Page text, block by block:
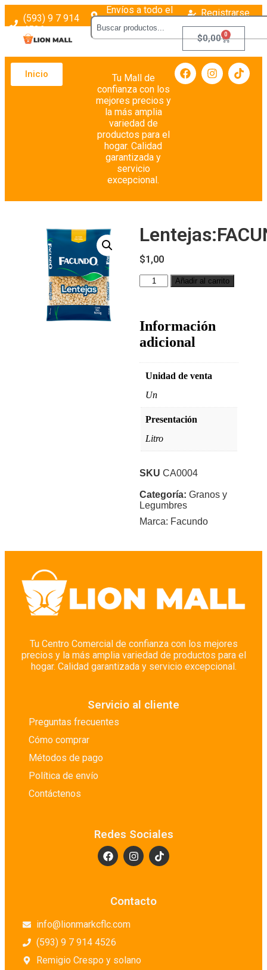
(593) 9 7 914
4526
Envíos a todo el
Registrarse
Login
$0,00 0
Inicio
Tu Mall de
confianza con los
mejores precios y
la más amplia
variedad de
productos para el
hogar. Calidad
garantizada y
servicio
excepcional.
$1,00
Añadir al carrito
Información
adicional
Unidad de venta
Un
Presentación
Litro
SKU CA0004
Categoría: Granos y
Legumbres
Marca: Facundo
Tu Centro Comercial de confianza con los mejores
precios y la más amplia variedad de productos para el
hogar. Calidad garantizada y servicio excepcional.
Servicio al cliente
Preguntas frecuentes
Cómo comprar
Métodos de pago
Política de envío
Contáctenos
Redes Sociales
Contacto
info@lionmarkcflc.com
(593) 9 7 914 4526
Remigio Crespo y solano